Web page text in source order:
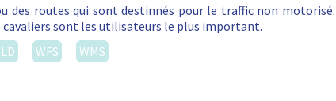
des routes qui sont destinnés pour le traffic non motorisé.
cavaliers sont les utilisateurs le plus important.
WFS WMS